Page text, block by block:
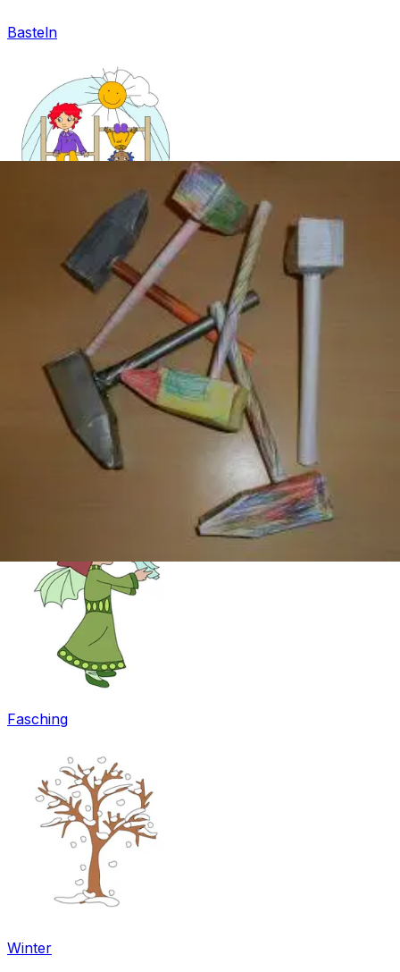
Basteln
Mandala für Kinder
Fasching
Winter